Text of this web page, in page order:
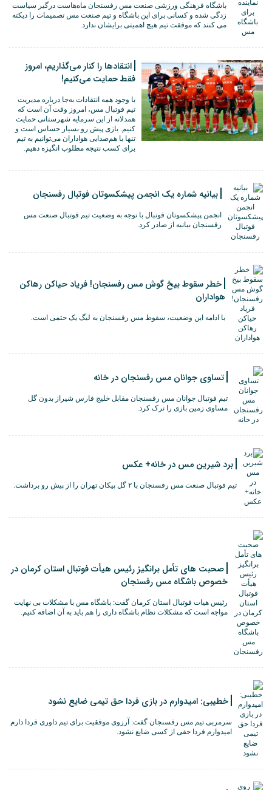
باشگاه فرهنگی ورزشی صنعت مس رفسنجان ماه‌هاست درگیر سیاست
زدگی شده و کسانی برای این باشگاه و تیم صنعت مس تصمیمات را دیکته
می کنند که موفقت تیم هیچ اهمیتی برایشان ندارد.
انتقادها را کنار می‌گذاریم، امروز
فقط حمایت می‌کنیم!
با وجود همه انتقادات به‌جا درباره مدیریت
تیم فوتبال مس، امروز وقت آن است که
همدلانه از این سرمایه شهرستانی حمایت
کنیم. بازی پیش رو بسیار حساس است و
تنها با هم‌صدایی هواداران می‌توانیم به تیم
برای کسب نتیجه مطلوب انگیزه دهیم.
بیانیه شماره یک انجمن پیشکسوتان فوتبال رفسنجان
انجمن پیشکسوتان فوتبال با توجه به وضعیت تیم فوتبال صنعت مس
رفسنجان بیانیه از صادر کرد.
خطر سقوط بیخ گوش مس رفسنجان! فریاد حیاکن رهاکن
هواداران
با ادامه این وضعیت، سقوط مس رفسنجان به لیگ یک حتمی است.
تساوی جوانان مس رفسنجان در خانه
تیم فوتبال جوانان مس رفسنجان مقابل خلیج فارس شیراز بدون گل
مساوی زمین بازی را ترک کرد.
برد شیرین مس در خانه+ عکس
تیم فوتبال صنعت مس رفسنجان با ۲ گل پیکان تهران را از پیش رو برداشت.
صحبت های تأمل برانگیز رئیس هیأت فوتبال استان کرمان در
خصوص باشگاه مس رفسنجان
رئیس هیات فوتبال استان کرمان گفت: باشگاه مس با مشکلات بی نهایت
مواجه است که مشکلات نظام باشگاه داری را هم باید به آن اضافه کنیم.
خطیبی: امیدوارم در بازی فردا حق تیمی ضایع نشود
سرمربی تیم مس رفسنجان گفت: آرزوی موفقیت برای تیم داوری فردا دارم
امیدوارم فردا حقی از کسی ضایع نشود.